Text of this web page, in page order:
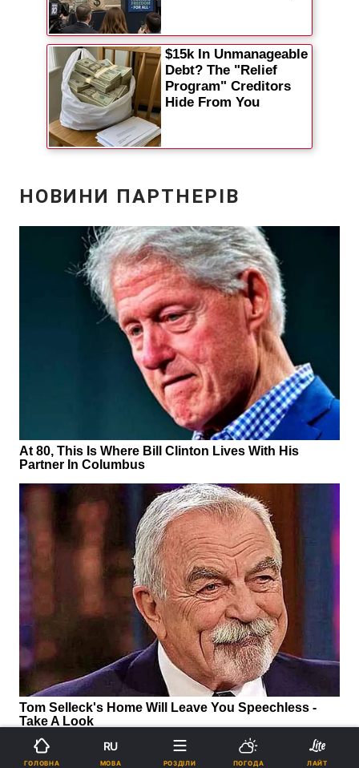
ГОЛОВНА
RU
МОВА РОЗДІЛИ ПОГОДА ЛАЙТ